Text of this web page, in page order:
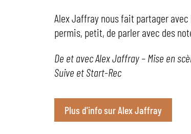
Alex Jaffray nous fait partager
permis, petit, de parler avec des
De et avec Alex Jaffray – Mise en
Suive et Start-Rec
Plus d'info sur Alex Jaffray